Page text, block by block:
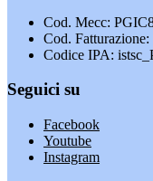
Cod. Mecc:
Cod.
Codice IPA:
Seguici su
Facebook
Youtube
Instagram